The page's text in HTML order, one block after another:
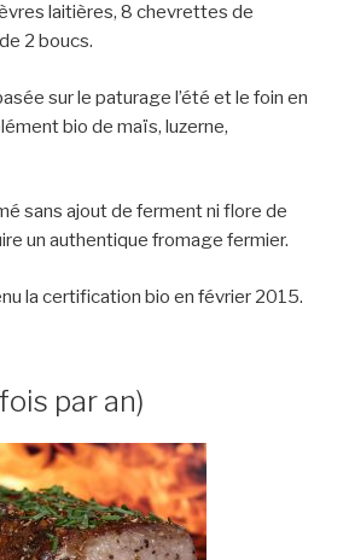
laitières, 8 chevrettes de
2 boucs.
sur le paturage l’été et le foin en
bio de maïs, luzerne,
sans ajout de ferment ni flore de
un authentique fromage fermier.
la certification bio en février 2015.
par an)